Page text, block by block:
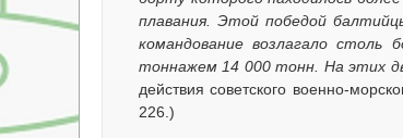
плавания. Этой победой
командование возлагало
тоннажем 14 000 тонн. На этих
действия советского военно-
226.)